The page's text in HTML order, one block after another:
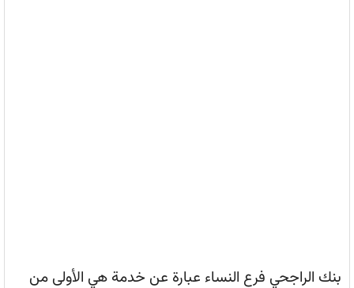
بنك الراجحي فرع النساء عبارة عن خدمة هي الأولى من